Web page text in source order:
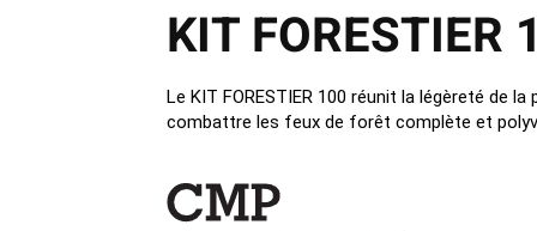
Frontline Communications
Produits d’aéroport Oshkosh
Tests et certifications
Test
Entretien
KIT FORESTIER
Le KIT FORESTIER 100 réunit la légèreté de
combattre les feux de forêt complète et